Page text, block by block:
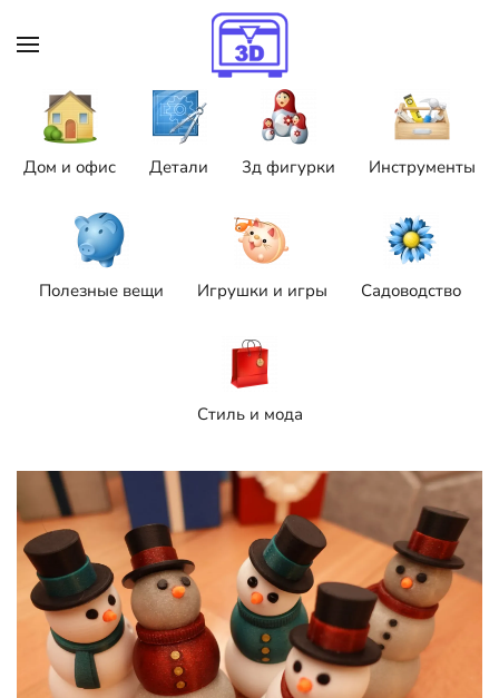
Skip to main content
Дом и офис Детали 3д фигурки Инструменты
Полезные вещи Игрушки и игры Садоводство
Стиль и мода